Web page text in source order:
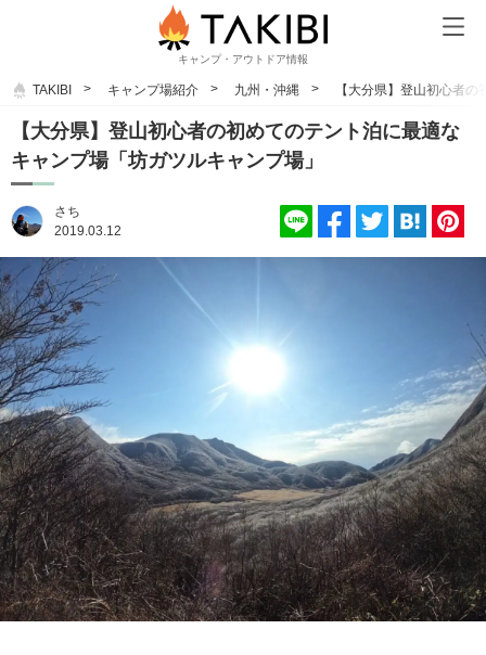
キャンプ・アウトドア情報
TAKIBI キャンプ場紹介 九州・沖縄 【大分県】登山初心者
【大分県】登山初心者の初めてのテント泊に最適な
キャンプ場「坊ガツルキャンプ場」
さち
2019.03.12